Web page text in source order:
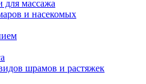
для массажа
и насекомых
шрамов и растяжек